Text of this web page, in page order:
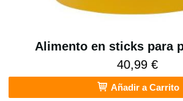
Alimento en sticks para
40,99 €
Añadir a Carrito